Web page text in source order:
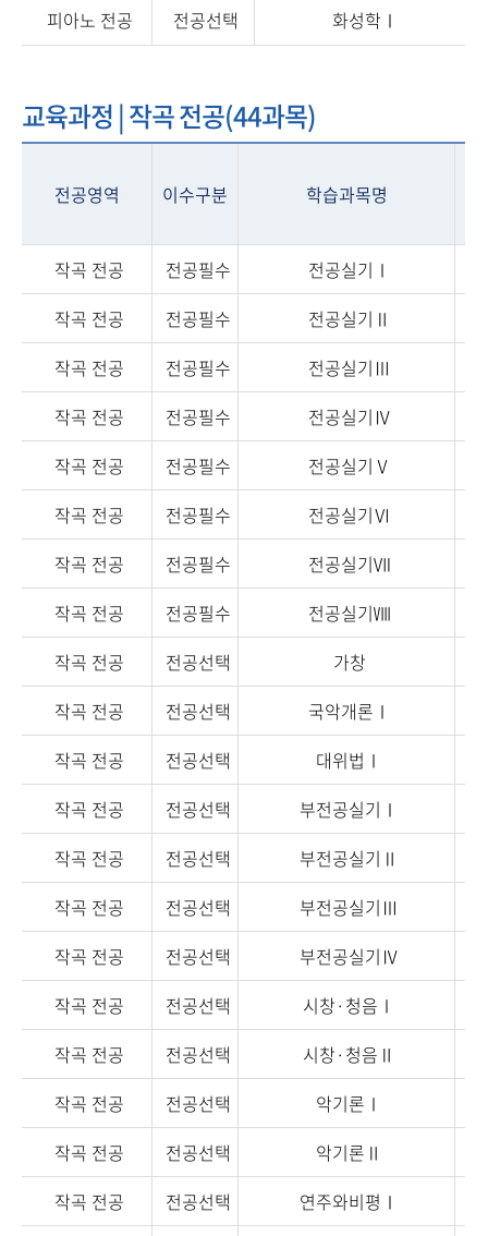
피아노 전공
전공선택 화성학Ⅰ
교육과정 | 작곡 전공(44과목)
전공영역 이수구분 학습과목명
작곡 전공 전공필수 전공실기Ⅰ
작곡 전공
전공필수 전공실기Ⅱ
작곡 전공
전공필수 전공실기Ⅲ
작곡 전공
전공필수 전공실기Ⅳ
작곡 전공
전공필수 전공실기Ⅴ
작곡 전공
전공필수 전공실기Ⅵ
작곡 전공
전공필수 전공실기Ⅶ
작곡 전공
전공필수 전공실기Ⅷ
작곡 전공
전공선택 가창
작곡 전공
전공선택 국악개론Ⅰ
작곡 전공
전공선택 대위법Ⅰ
작곡 전공
전공선택 부전공실기Ⅰ
작곡 전공
전공선택 부전공실기Ⅱ
작곡 전공
전공선택 부전공실기Ⅲ
작곡 전공
전공선택 부전공실기Ⅳ
작곡 전공
전공선택 시창·청음Ⅰ
작곡 전공
전공선택 시창·청음Ⅱ
작곡 전공
전공선택 악기론Ⅰ
작곡 전공
전공선택 악기론Ⅱ
작곡 전공
전공선택 연주와비평Ⅰ